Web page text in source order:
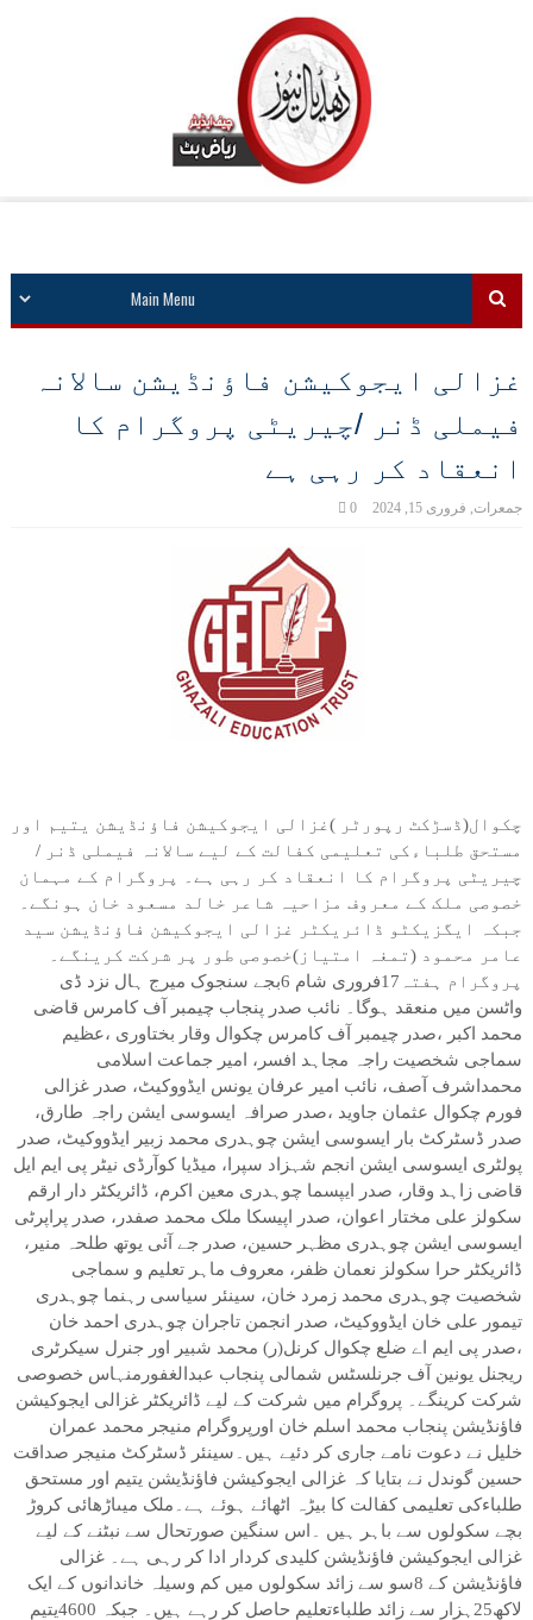
غزالی ایجوکیشن فاﺅنڈیشن سالانہ
فیملی ڈنر /چیریٹی پروگرام کا
انعقاد کر رہی ہے
جمعرات, فروری 15, 2024 0
چکوال(ڈسڑکٹ رپورٹر )غزالی ایجوکیشن فاﺅنڈیشن یتیم اور
مستحق طلباءکی تعلیمی کفالت کے لیے سالانہ فیملی ڈنر /
چیریٹی پروگرام کا انعقاد کر رہی ہے۔ پروگرام کے مہمان
خصوصی ملک کے معروف مزاحیہ شاعر خالد مسعود خان ہونگے۔
جبکہ ایگزیکٹو ڈائریکٹر غزالی ایجوکیشن فاﺅنڈیشن سید
عامر محمود (تمغہ امتیاز)خصوصی طور پر شرکت کرینگے۔
پروگرام ہفتہ17فروری شام 6بجے سنجوک میرج ہال نزد ڈی
واٹسن میں منعقد ہوگا۔ نائب صدر پنجاب چیمبر آف کامرس قاضی
محمد اکبر ،صدر چیمبر آف کامرس چکوال وقار بختاوری ،عظیم
سماجی شخصیت راجہ مجاہد افسر، امیر جماعت اسلامی
محمداشرف آصف، نائب امیر عرفان یونس ایڈووکیٹ، صدر غزالی
فورم چکوال عثمان جاوید ،صدر صرافہ ایسوسی ایشن راجہ طارق،
صدر ڈسٹرکٹ بار ایسوسی ایشن چوہدری محمد زبیر ایڈووکیٹ، صدر
پولٹری ایسوسی ایشن انجم شہزاد سپرا، میڈیا کوآرڈی نیٹر پی ایم ایل
قاضی زاہد وقار، صدر ایپسما چوہدری معین اکرم، ڈائریکٹر دار ارقم
سکولز علی مختار اعوان، صدر اپیسکا ملک محمد صفدر، صدر پراپرٹی
ایسوسی ایشن چوہدری مظہر حسین، صدر جے آئی یوتھ طلحہ منیر،
ڈائریکٹر حرا سکولز نعمان ظفر، معروف ماہر تعلیم و سماجی
شخصیت چوہدری محمد زمرد خان، سینئر سیاسی رہنما چوہدری
تیمور علی خان ایڈووکیٹ، صدر انجمن تاجران چوہدری احمد خان
،صدر پی ایم اے ضلع چکوال کرنل(ر) محمد شبیر اور جنرل سیکرٹری
ریجنل یونین آف جرنلسٹس شمالی پنجاب عبدالغفورمنہاس خصوصی
شرکت کرینگے۔ پروگرام میں شرکت کے لیے ڈائریکٹر غزالی ایجوکیشن
فاﺅنڈیشن پنجاب محمد اسلم خان اورپروگرام منیجر محمد عمران
خلیل نے دعوت نامے جاری کر دئیے ہیں۔سینئر ڈسٹرکٹ منیجر صداقت
حسین گوندل نے بتایا کہ غزالی ایجوکیشن فاﺅنڈیشن یتیم اور مستحق
طلباءکی تعلیمی کفالت کا بیڑہ اٹھائے ہوئے ہے۔ملک میںاڑھائی کروڑ
بچے سکولوں سے باہر ہیں ۔اس سنگین صورتحال سے نبٹنے کے لیے
غزالی ایجوکیشن فاﺅنڈیشن کلیدی کردار ادا کر رہی ہے۔ غزالی
فاﺅنڈیشن کے 8سو سے زائد سکولوں میں کم وسیلہ خاندانوں کے ایک
لاکھ25ہزار سے زائد طلباءتعلیم حاصل کر رہے ہیں۔ جبکہ 4600یتیم